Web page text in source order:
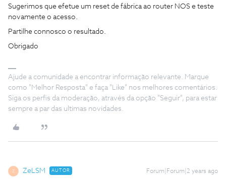
Sugerimos que efetue um reset de fábrica ao router NOS e teste
novamente o acesso.
Partilhe connosco o resultado.
Obrigado
Ajude a comunidade a encontrar informação relevante. Marque
como "Melhor Resposta" e faça "Like" nos melhores comentários.
Siga os perfis da moderação, através da opção "Seguir", para estar
sempre a par das ultimas novidades.
Z ZeLSM AUTOR Forum|Forum|2 years ago